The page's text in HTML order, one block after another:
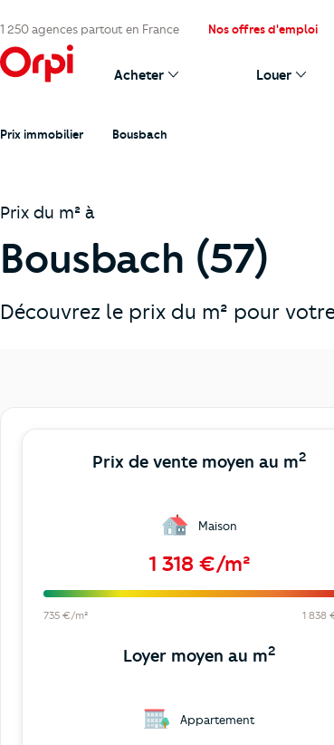
1 250 agences partout en France Nos offres d'emploi
Acheter Louer
Prix immobilier Bousbach
Prix du m² à
Bousbach (57)
Découvrez le prix du m² pour
Prix de vente moyen au m2
Maison
1 318 €/m²
735 €/m² 1 838
Loyer moyen au m2
Appartement